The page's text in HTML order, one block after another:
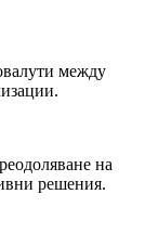
между
на
решения.